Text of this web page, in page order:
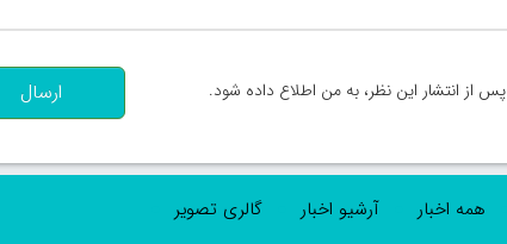
پس از انتشار این نظر، به من اطلاع داده شود.
ارسال
همه اخبار آرشیو اخبار
گالری تصویر